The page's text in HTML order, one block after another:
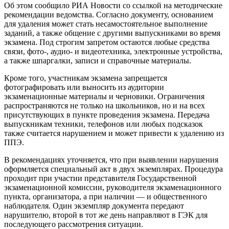
Об этом сообщило РИА Новости со ссылкой на методические
рекомендации ведомства. Согласно документу, основанием
для удаления может стать несамостоятельное выполнение
заданий, а также общение с другими выпускниками во время
экзамена. Под строгим запретом остаются любые средства
связи, фото-, аудио- и видеотехника, электронные устройства,
а также шпаргалки, записи и справочные материалы.
Кроме того, участникам экзамена запрещается
фотографировать или выносить из аудитории
экзаменационные материалы и черновики. Ограничения
распространяются не только на школьников, но и на всех
присутствующих в пункте проведения экзамена. Передача
выпускникам техники, телефонов или любых подсказок
также считается нарушением и может привести к удалению из
ППЭ.
В рекомендациях уточняется, что при выявлении нарушения
оформляется специальный акт в двух экземплярах. Процедура
проходит при участии представителя Государственной
экзаменационной комиссии, руководителя экзаменационного
пункта, организатора, а при наличии — и общественного
наблюдателя. Один экземпляр документа передают
нарушителю, второй в тот же день направляют в ГЭК для
последующего рассмотрения ситуации.